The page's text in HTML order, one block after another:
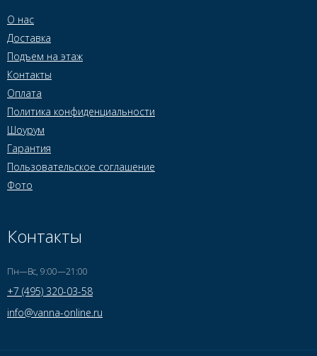
О нас
Доставка
Подъем на этаж
Контакты
Оплата
Политика конфиденциальности
Шоурум
Гарантия
Пользовательское соглашение
Фото
Контакты
Пн—Вс, 9:00—21:00
+7 (495) 320-03-58
info@vanna-online.ru